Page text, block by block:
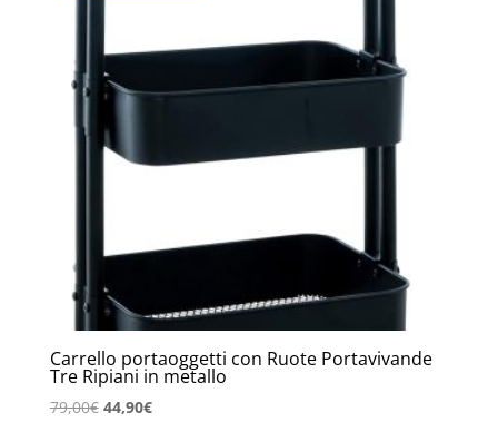
Carrello portaoggetti con Ruote Portavivande
Tre Ripiani in metallo
79,00€ Il
44,90€Il